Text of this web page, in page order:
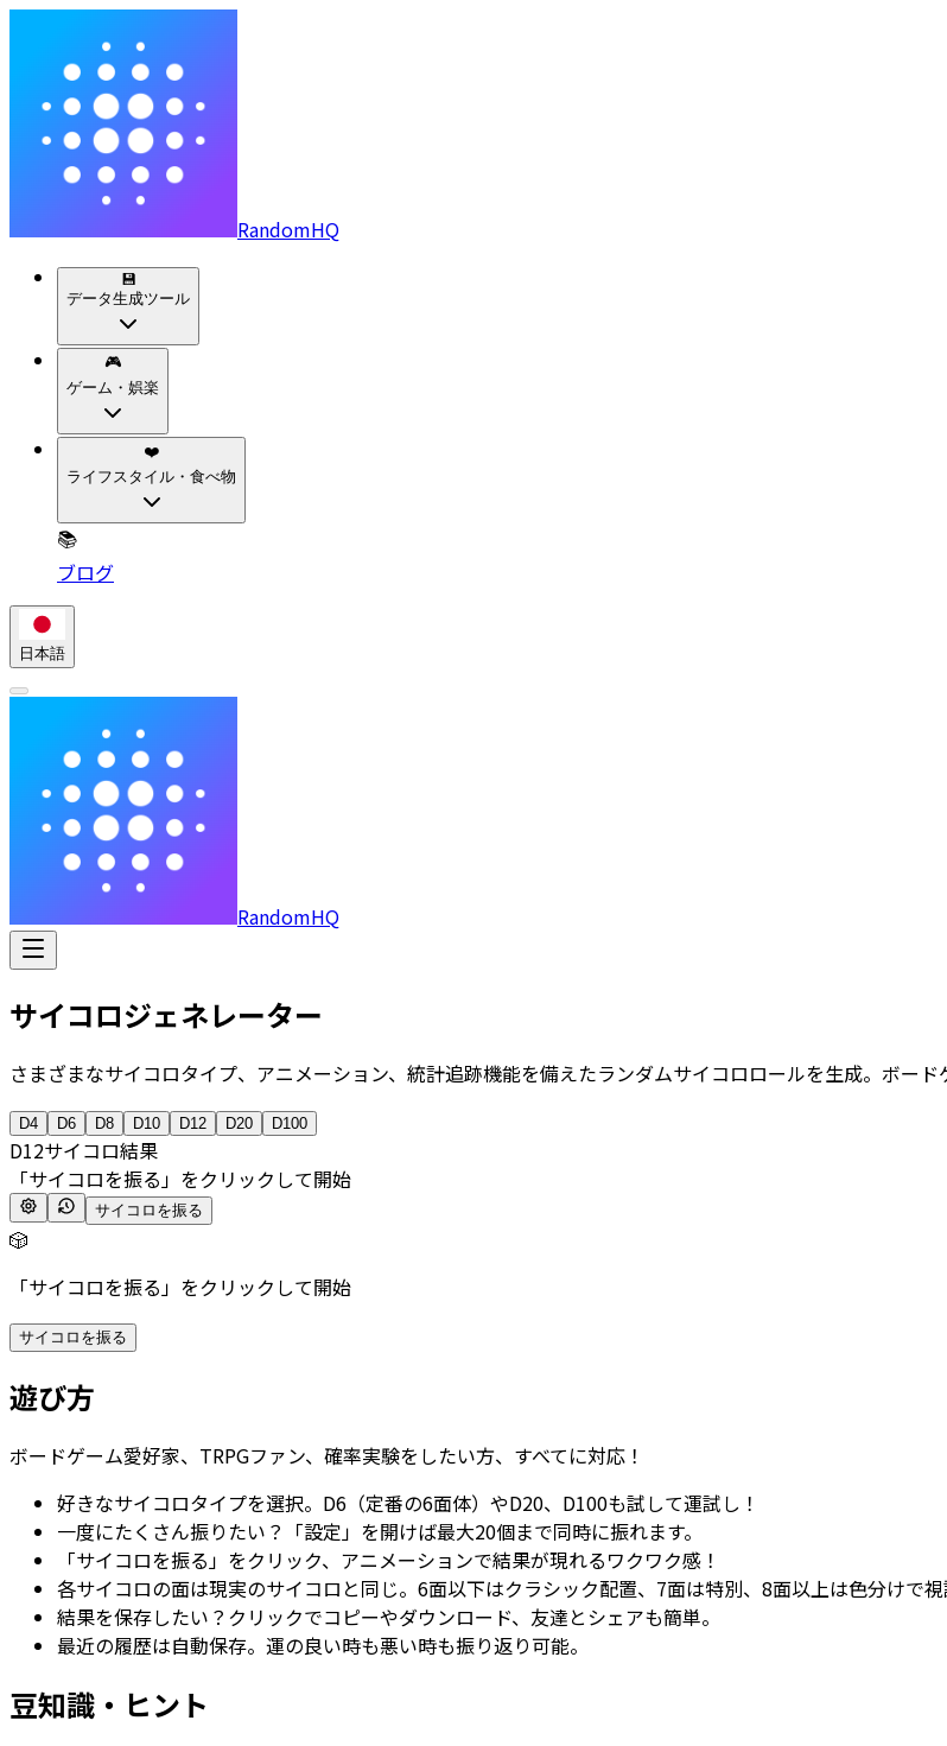
RandomHQ
💾
データ生成ツール
🎮
ゲーム・娯楽
❤️
ライフスタイル・食べ物
📚
ブログ
日本語
RandomHQ
サイコロジェネレーター
さまざまなサイコロタイプ、アニメーション、統計追跡機能を備えたランダムサイコロロールを生成。ボード
D4 D6 D8 D10 D12 D20 D100
D12サイコロ結果
「サイコロを振る」をクリックして開始
サイコロを振る
🎲
「サイコロを振る」をクリックして開始
サイコロを振る
遊び方
ボードゲーム愛好家、TRPGファン、確率実験をしたい方、すべてに対応！
好きなサイコロタイプを選択。D6（定番の6面体）やD20、D100も試して運試し！
一度にたくさん振りたい？「設定」を開けば最大20個まで同時に振れます。
「サイコロを振る」をクリック、アニメーションで結果が現れるワクワク感！
各サイコロの面は現実のサイコロと同じ。6面以下はクラシック配置、7面は特別、8面以上は色分けで視
結果を保存したい？クリックでコピーやダウンロード、友達とシェアも簡単。
最近の履歴は自動保存。運の良い時も悪い時も振り返り可能。
豆知識・ヒント